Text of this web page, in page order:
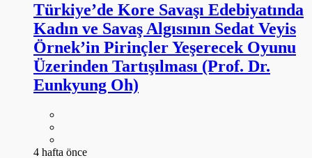
Türkiye’de Kore Savaşı Edebiyatında
Kadın ve Savaş Algısının Sedat Veyis
Örnek’in Pirinçler Yeşerecek Oyunu
Üzerinden Tartışılması (Prof. Dr.
Eunkyung Oh)
4 hafta önce